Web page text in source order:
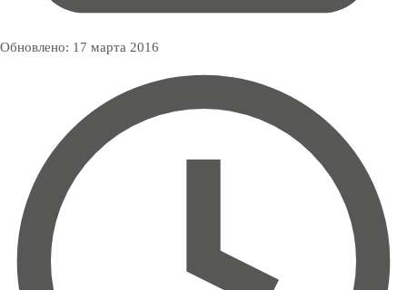
Обновлено: 17 марта 2016